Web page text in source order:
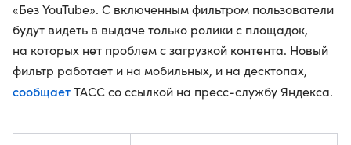
«Без YouTube». С включенным фильтром пользователи
будут видеть в выдаче только ролики с площадок,
на которых нет проблем с загрузкой контента. Новый
фильтр работает и на мобильных, и на десктопах,
сообщаетТАСС со ссылкой на пресс-службу Яндекса.